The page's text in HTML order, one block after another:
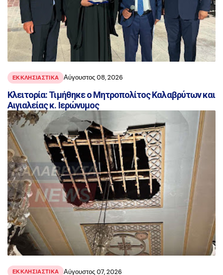
ΕΚΚΛΗΣΙΑΣΤΙΚΑ Αύγουστος 08, 2026
Κλειτορία: Τιμήθηκε ο Μητροπολίτος Καλαβρύτων και
Αιγιαλείας κ. Ιερώνυμος
ΕΚΚΛΗΣΙΑΣΤΙΚΑ Αύγουστος 07, 2026